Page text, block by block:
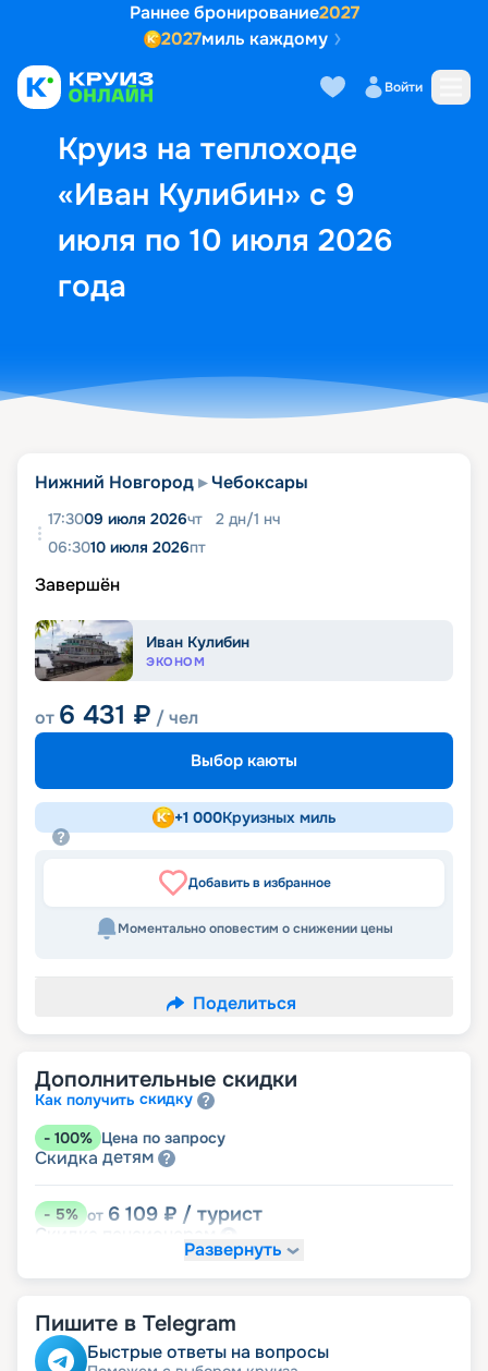
Раннее бронирование2027
2027миль каждому
Войти
Круиз на теплоходе
«Иван Кулибин» с 9
июля по 10 июля 2026
года
Выбор кают Маршрут и
Нижний Новгород Чебоксары
17:3009 июля 2026чт 2 дн/1 нч
06:3010 июля 2026пт
Завершён
Иван Кулибин
ЭКОНОМ
от 6 431 ₽ / чел
Выбор каюты
+1 000Круизных миль
Добавить в избранное
Моментально оповестим о снижении цены
Поделиться
Дополнительные скидки
Как получить скидку
- 100% Цена по запросу
Скидка детям
-5% от 6 109 ₽ / турист
Скидка
Развернуть
Пишите в Telegram
Быстрые ответы на вопросы